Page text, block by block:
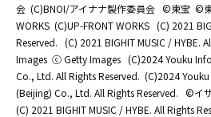
会 (C)BNOI/アイナナ製作委員会 ©東宝 ©
WORKS (C)UP-FRONT WORKS (C) 2021
Reserved. (C) 2021 BIGHIT MUSIC / HYBE.
Images ⓒ Getty Images (C)2024 Youku
Co., Ltd. All Rights Reserved. (C)2024
(Beijing) Co., Ltd. All Rights Reserved. ©イ
(C) 2021 BIGHIT MUSIC / HYBE. All Rights